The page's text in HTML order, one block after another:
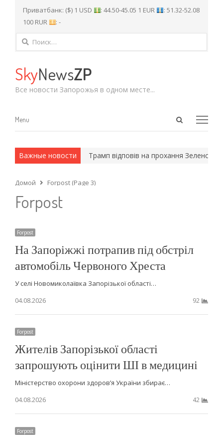
Приватбанк: ($) 1 USD : 44.50-45.05 1 EUR
: 51.32-52.08
100 RUR
: -
Найти:
SkyNewsZP
Все новости Запорожья в одном месте...
Open
Menu
Menu
Важные новости
и армейские методы. Трамп відповів на прохання
Домой Forpost (Page 3)
Forpost
Forpost
На Запоріжжі потрапив під обстріл
автомобіль Червоного Хреста
У селі Новомиколаївка Запорізької області…
04.08.2026
92
Forpost
Жителів Запорізької області
запрошують оцінити ШІ в медицині
Міністерство охорони здоров’я України збирає…
04.08.2026
42
Forpost